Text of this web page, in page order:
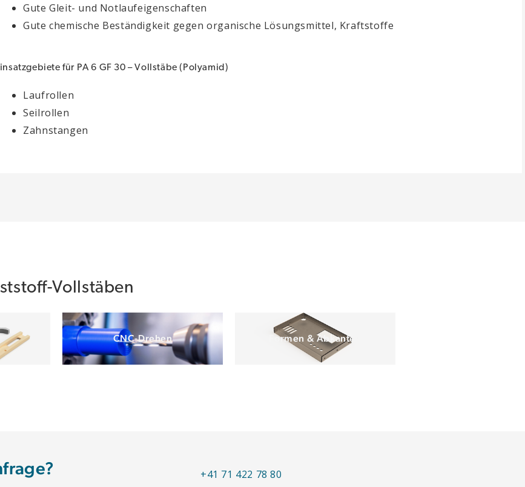
Gute Gleit- und Notlaufeigenschaften
Gute chemische Beständigkeit gegen organische Lösungsmittel, Kraftstoffe
für PA 6 GF 30 – Vollstäbe (Polyamid)
Laufrollen
Seilrollen
Zahnstangen
Vollstäben
CNC-Drehen Formen & Abkanten
+41 71 422 78 80